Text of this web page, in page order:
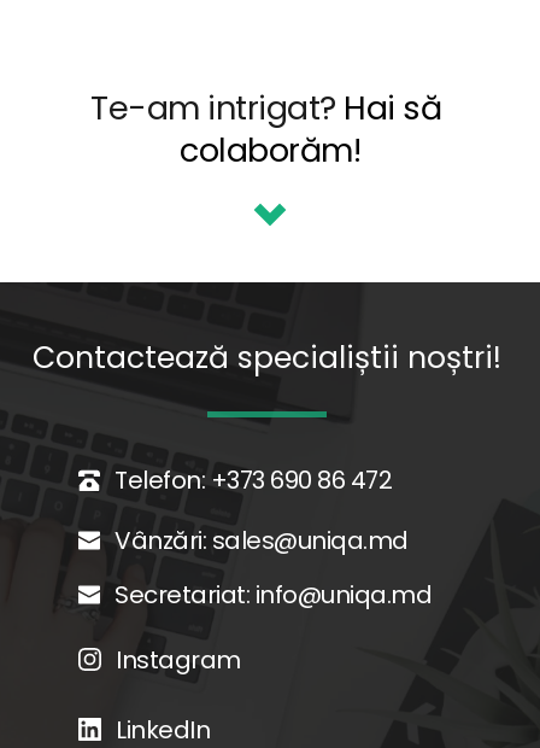
Te-am intrigat? Hai să
colaborăm!
Contactează specialiștii noștri!
Telefon: +373 690 86 472
Vânzări: sales@uniqa.md
Secretariat: info@uniqa.md
Instagram
LinkedIn